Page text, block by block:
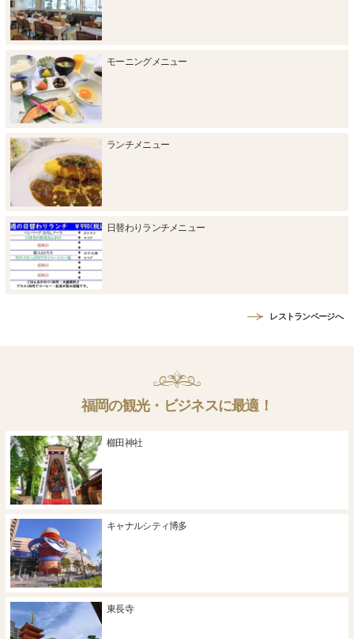
モーニングメニュー
ランチメニュー
日替わりランチメニュー
レストランページへ
福岡の観光・ビジネスに最適！
櫛田神社
キャナルシティ博多
東長寺